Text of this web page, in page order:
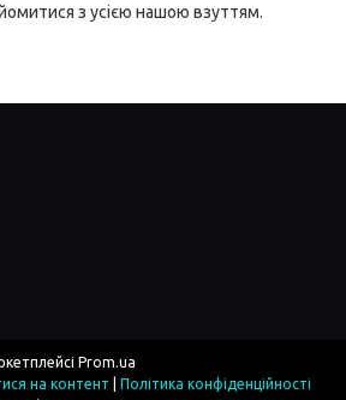
з усією нашою взуттям.
Prom.ua
на контент
Політика конфіденційності